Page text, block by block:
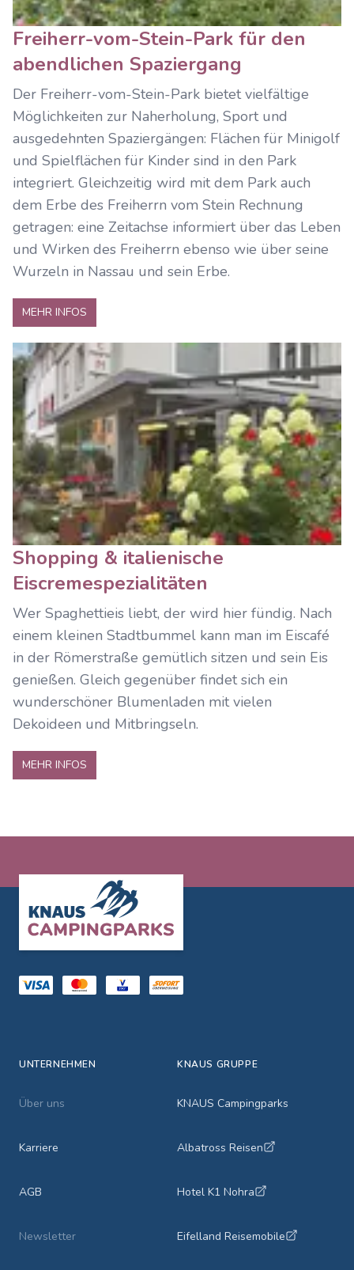
Freiherr-vom-Stein-Park für den
abendlichen Spaziergang
Der Freiherr-vom-Stein-Park bietet vielfältige
Möglichkeiten zur Naherholung, Sport und
ausgedehnten Spaziergängen: Flächen für Minigolf
und Spielflächen für Kinder sind in den Park
integriert. Gleichzeitig wird mit dem Park auch
dem Erbe des Freiherrn vom Stein Rechnung
getragen: eine Zeitachse informiert über das Leben
und Wirken des Freiherrn ebenso wie über seine
Wurzeln in Nassau und sein Erbe.
MEHR INFOS
Shopping & italienische
Eiscremespezialitäten
Wer Spaghettieis liebt, der wird hier fündig. Nach
einem kleinen Stadtbummel kann man im Eiscafé
in der Römerstraße gemütlich sitzen und sein Eis
genießen. Gleich gegenüber findet sich ein
wunderschöner Blumenladen mit vielen
Dekoideen und Mitbringseln.
MEHR INFOS
UNTERNEHMEN
Über uns
Karriere
AGB
Newsletter
KNAUS GRUPPE
KNAUS Campingparks
Albatross Reisen
Hotel K1 Nohra
Eifelland Reisemobile